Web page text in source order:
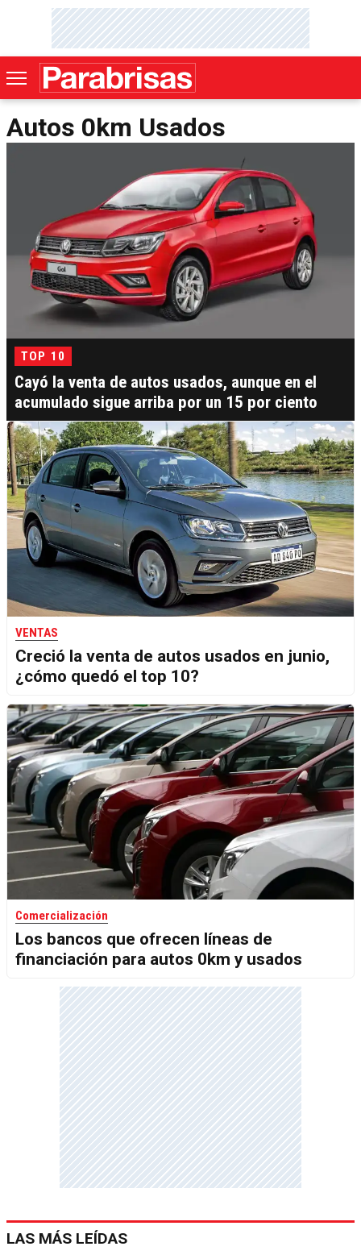
Autos 0km Usados
TOP 10
Cayó la venta de autos usados, aunque en el
acumulado sigue arriba por un 15 por ciento
VENTAS
Creció la venta de autos usados en junio,
¿cómo quedó el top 10?
Comercialización
Los bancos que ofrecen líneas de
financiación para autos 0km y usados
LAS MÁS LEÍDAS